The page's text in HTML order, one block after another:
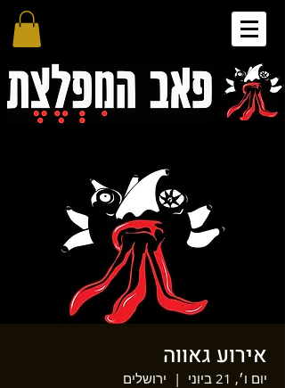
אירוע גאווה
יום ו׳, 21 ביוני
  |
ירושלים